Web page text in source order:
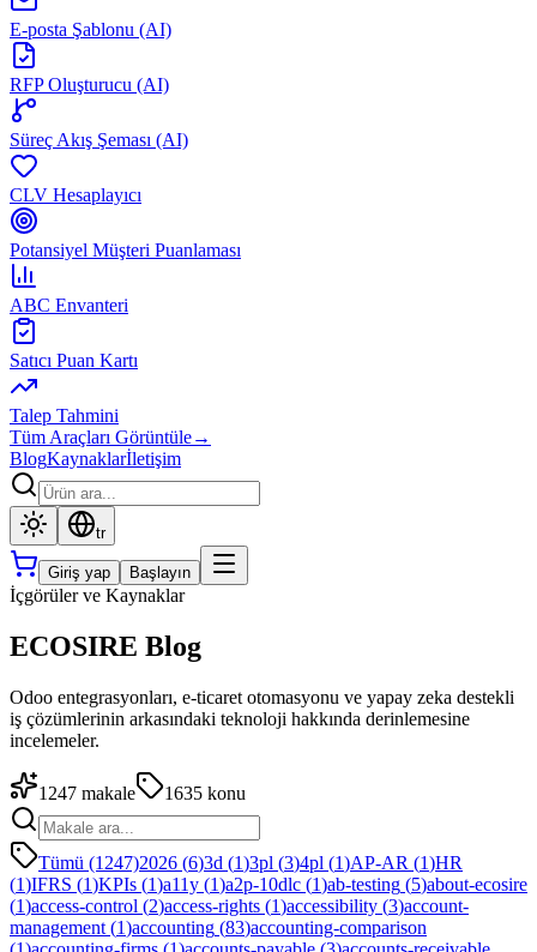
E-posta Şablonu (AI)
RFP Oluşturucu (AI)
Süreç Akış Şeması (AI)
CLV Hesaplayıcı
Potansiyel Müşteri Puanlaması
ABC Envanteri
Satıcı Puan Kartı
Talep Tahmini
Tüm Araçları Görüntüle→
BlogKaynaklarİletişim
tr
Giriş yap Başlayın
İçgörüler ve Kaynaklar
ECOSIRE Blog
Odoo entegrasyonları, e-ticaret otomasyonu ve yapay zeka destekli
iş çözümlerinin arkasındaki teknoloji hakkında derinlemesine
incelemeler.
1247 makale 1635 konu
Tümü (1247)2026 (6)3d (1)3pl (3)4pl (1)AP-AR (1)HR
(1)IFRS (1)KPIs (1)a11y (1)a2p-10dlc (1)ab-testing (5)about-ecosire
(1)access-control (2)access-rights (1)accessibility (3)account-
management (1)accounting (83)accounting-comparison